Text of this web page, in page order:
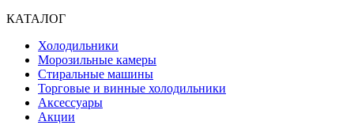
КАТАЛОГ
Холодильники
Морозильные камеры
Стиральные машины
Торговые и винные холодильники
Аксессуары
Акции